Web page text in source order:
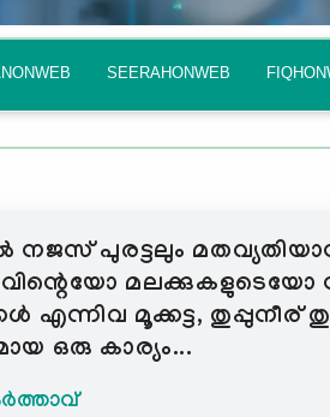
SEERAHONWEB
നജസ് പുരട്ടലും
എന്നിവ മൂക്കട്ട, തുപ്പുനീര്
ഒരു കാര്യം...